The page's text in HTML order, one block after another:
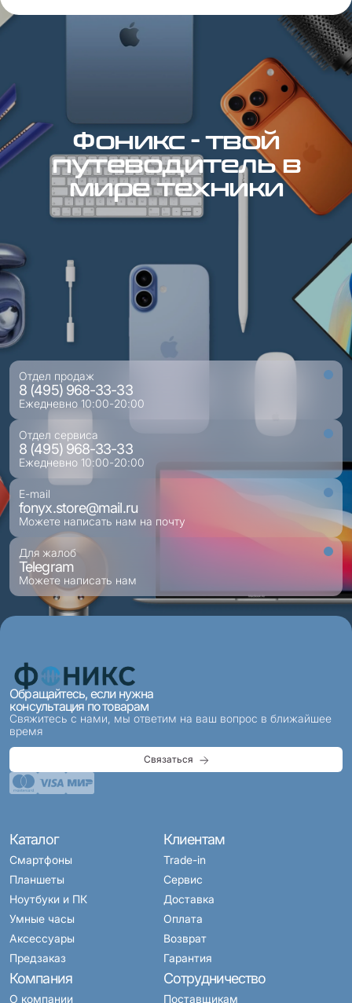
Фоникс - твой
путеводитель в
мире техники
Отдел продаж
8 (495) 968-33-33
Ежедневно 10:00-20:00
Отдел сервиса
8 (495) 968-33-33
Ежедневно 10:00-20:00
E-mail
fonyx.store@mail.ru
Можете написать нам на почту
Для жалоб
Telegram
Можете написать нам
Обращайтесь, если нужна
консультация по товарам
Свяжитесь с нами, мы ответим на ваш вопрос в ближайшее
время
Связаться
Каталог
Смартфоны
Планшеты
Ноутбуки и ПК
Умные часы
Аксессуары
Предзаказ
Клиентам
Trade-in
Сервис
Доставка
Оплата
Возврат
Гарантия
Компания
О компании
Сотрудничество
Поставщикам